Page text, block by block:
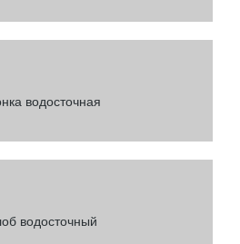
водосточная
водосточный